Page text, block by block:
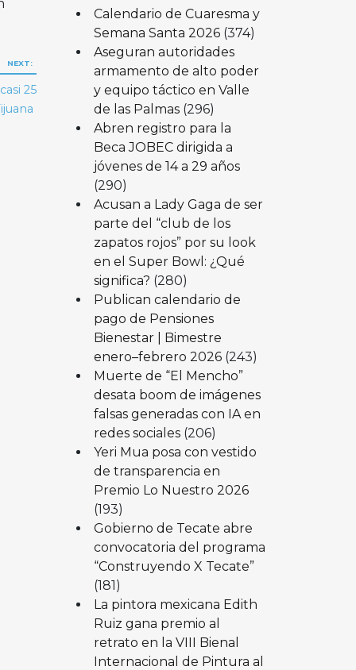
NEXT:
25
Calendario de Cuaresma y
Semana Santa 2026 (374)
Aseguran autoridades
armamento de alto poder
y equipo táctico en Valle
de las Palmas (296)
Abren registro para la
Beca JOBEC dirigida a
jóvenes de 14 a 29 años
(290)
Acusan a Lady Gaga de ser
parte del “club de los
zapatos rojos” por su look
en el Super Bowl: ¿Qué
significa? (280)
Publican calendario de
pago de Pensiones
Bienestar | Bimestre
enero–febrero 2026 (243)
Muerte de “El Mencho”
desata boom de imágenes
falsas generadas con IA en
redes sociales (206)
Yeri Mua posa con vestido
de transparencia en
Premio Lo Nuestro 2026
(193)
Gobierno de Tecate abre
convocatoria del programa
“Construyendo X Tecate”
(181)
La pintora mexicana Edith
Ruiz gana premio al
retrato en la VIII Bienal
Internacional de Pintura al